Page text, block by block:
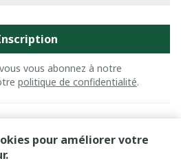
pour améliorer votre
vous abonnez à notre
politique de confidentialité.